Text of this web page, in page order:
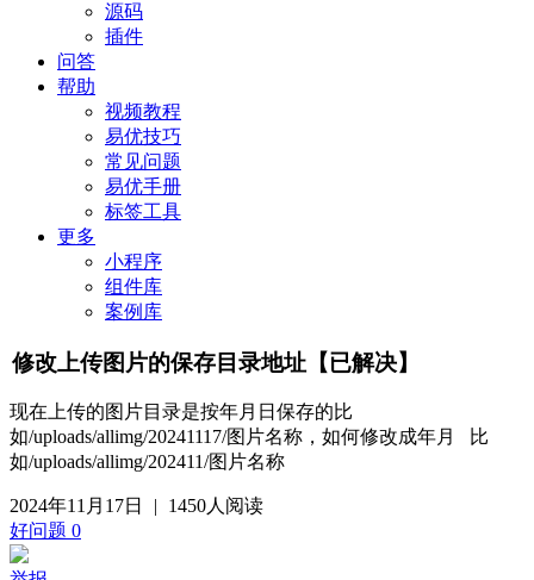
源码
插件
问答
帮助
视频教程
易优技巧
常见问题
易优手册
标签工具
更多
小程序
组件库
案例库
修改上传图片的保存目录地址【已解决】
现在上传的图片目录是按年月日保存的比
如/uploads/allimg/20241117/图片名称，如何修改成年月 比
如/uploads/allimg/202411/图片名称
2024年11月17日 |
1450人阅读
好问题 0